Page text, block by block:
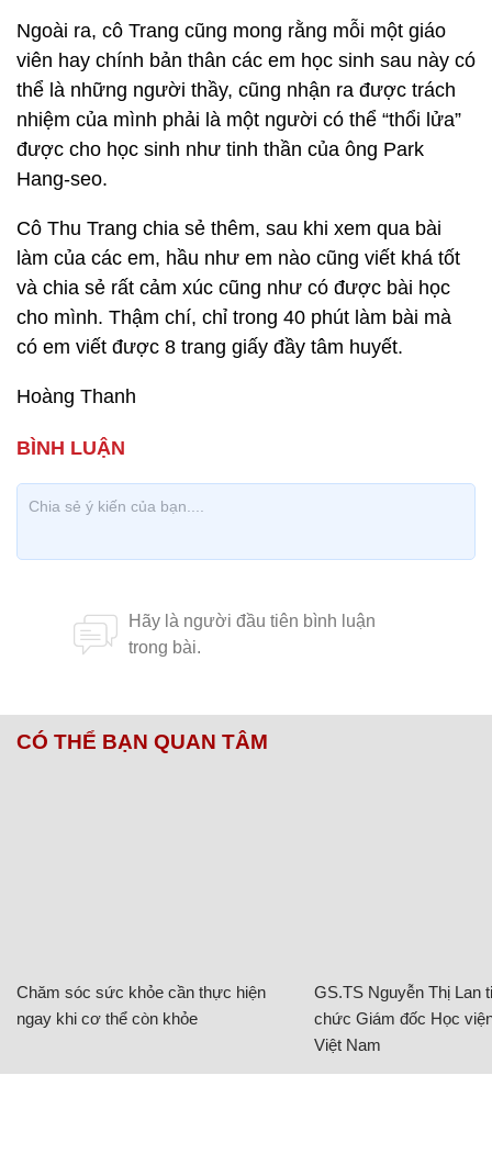
Ngoài ra, cô Trang cũng mong rằng mỗi một giáo
viên hay chính bản thân các em học sinh sau này có
thể là những người thầy, cũng nhận ra được trách
nhiệm của mình phải là một người có thể “thổi lửa”
được cho học sinh như tinh thần của ông Park
Hang-seo.
Cô Thu Trang chia sẻ thêm, sau khi xem qua bài
làm của các em, hầu như em nào cũng viết khá tốt
và chia sẻ rất cảm xúc cũng như có được bài học
cho mình. Thậm chí, chỉ trong 40 phút làm bài mà
có em viết được 8 trang giấy đầy tâm huyết.
Hoàng Thanh
CÓ THỂ BẠN QUAN TÂM
Chăm sóc sức khỏe cần thực hiện
ngay khi cơ thể còn khỏe
GS.TS Nguyễn Thị Lan
chức Giám đốc Học
Việt Nam